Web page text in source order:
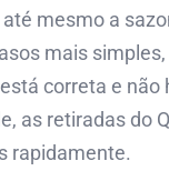
mesmo a
mais simples,
correta e não
as retiradas do
rapidamente.